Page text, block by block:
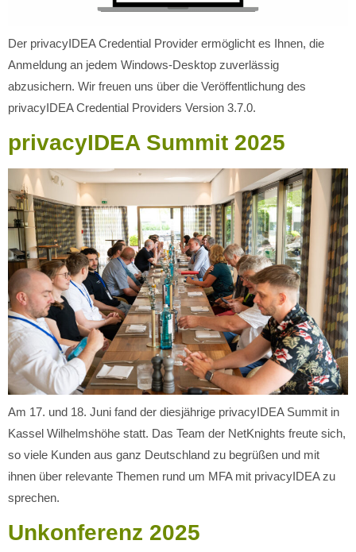
Der privacyIDEA Credential Provider ermöglicht es Ihnen, die
Anmeldung an jedem Windows-Desktop zuverlässig
abzusichern. Wir freuen uns über die Veröffentlichung des
privacyIDEA Credential Providers Version 3.7.0.
privacyIDEA Summit 2025
Am 17. und 18. Juni fand der diesjährige privacyIDEA Summit in
Kassel Wilhelmshöhe statt. Das Team der NetKnights freute sich,
so viele Kunden aus ganz Deutschland zu begrüßen und mit
ihnen über relevante Themen rund um MFA mit privacyIDEA zu
sprechen.
Unkonferenz 2025